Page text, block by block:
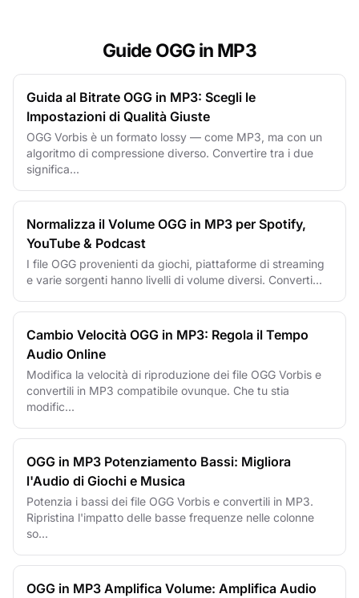
Guide OGG in MP3
Guida al Bitrate OGG in MP3: Scegli le
Impostazioni di Qualità Giuste
OGG Vorbis è un formato lossy — come MP3, ma con un
algoritmo di compressione diverso. Convertire tra i due
significa...
Normalizza il Volume OGG in MP3 per Spotify,
YouTube & Podcast
I file OGG provenienti da giochi, piattaforme di streaming
e varie sorgenti hanno livelli di volume diversi. Converti...
Cambio Velocità OGG in MP3: Regola il Tempo
Audio Online
Modifica la velocità di riproduzione dei file OGG Vorbis e
convertili in MP3 compatibile ovunque. Che tu stia
modific...
OGG in MP3 Potenziamento Bassi: Migliora
l'Audio di Giochi e Musica
Potenzia i bassi dei file OGG Vorbis e convertili in MP3.
Ripristina l'impatto delle basse frequenze nelle colonne
so...
OGG in MP3 Amplifica Volume: Amplifica Audio